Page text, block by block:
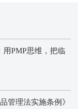
用PMP思维，把临
管理法实施条例》